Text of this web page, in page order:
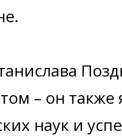
– он также
наук и